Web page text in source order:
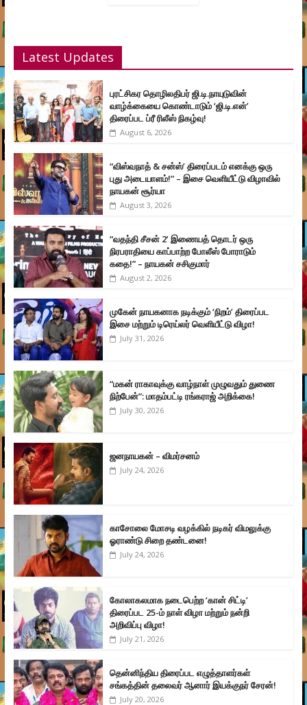
Latest Updates
புரட்சிகர தொழிலதிபர் ஜி.டி.நாயுடுவின்
வாழ்க்கையை கொண்டாடும் ‘ஜி.டி.என்’
திரைப்பட ப்ரீ ரிலீஸ் நிகழ்வு!
August 6, 2026
“விஸ்வநாத் & சன்ஸ்’ திரைப்படம் எனக்கு ஒரு
புது அடையாளம்!” – இசை வெளியீட்டு விழாவில்
நாயகன் சூர்யா
August 3, 2026
“வதந்தி சீசன் 2’ இணையத் தொடர் ஒரு
நிரபராதியை காப்பாற்ற போலீஸ் போராடும்
கதை!” – நாயகன் சசிகுமார்
August 2, 2026
முகேன் நாயகனாக நடிக்கும் ‘நிறம்’ திரைப்பட
இசை மற்றும் டிரெய்லர் வெளியீட்டு விழா!
July 31, 2026
“மகன் ராகாவுக்கு வாழ்நாள் முழுவதும் துணை
நிற்பேன்”: மாதம்பட்டி ரங்கராஜ் அறிக்கை!
July 30, 2026
ஜனநாயகன் – விமர்சனம்
July 24, 2026
காசோலை மோசடி வழக்கில் நடிகர் விமலுக்கு
ஓராண்டு சிறை தண்டனை!
July 24, 2026
கோலாகலமாக நடைபெற்ற ‘கான் சிட்டி’
திரைப்பட 25-ம் நாள் விழா மற்றும் நன்றி
அறிவிப்பு விழா!
July 21, 2026
தென்னிந்திய திரைப்பட எழுத்தாளர்கள்
சங்கத்தின் தலைவர் ஆனார் இயக்குநர் சேரன்!
July 20, 2026